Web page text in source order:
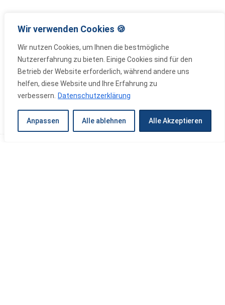
Wir verwenden Cookies 🍪
Wir nutzen Cookies, um Ihnen die bestmögliche
Nutzererfahrung zu bieten. Einige Cookies sind für den
Betrieb der Website erforderlich, während andere uns
helfen, diese Website und Ihre Erfahrung zu
verbessern.
Datenschutzerklärung
Anpassen Alle ablehnen Alle Akzeptieren
Wir bauen Zukunft – Mit Innovation,
Verantwortung und Meisterqualität